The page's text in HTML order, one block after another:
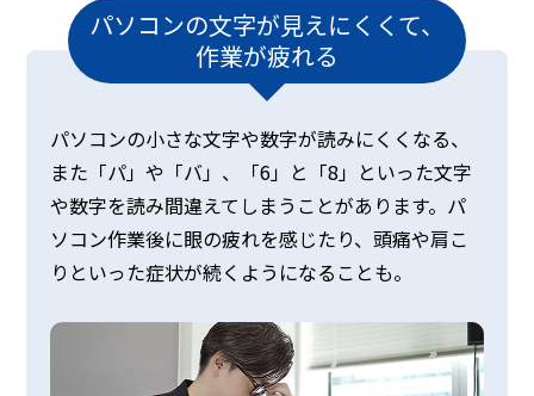
パソコンの文字が見えにくくて、
作業が疲れる
パソコンの小さな文字や数字が読みにくくなる、
また「パ」や「バ」、「6」と「8」といった文字
や数字を読み間違えてしまうことがあります。パ
ソコン作業後に眼の疲れを感じたり、頭痛や肩こ
りといった症状が続くようになることも。